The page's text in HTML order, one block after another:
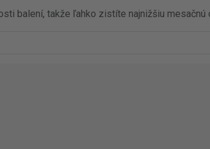
balení, takže ľahko zistíte najnižšiu mesačnú